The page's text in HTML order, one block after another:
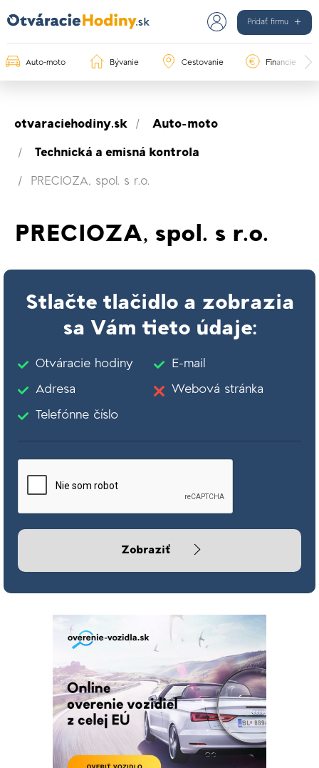
Pridať firmu
Auto-moto Bývanie Cestovanie Financie
otvaraciehodiny.sk Auto-moto
Technická a emisná kontrola
PRECIOZA, spol. s r.o.
PRECIOZA, spol. s r.o.
Stlačte tlačidlo a zobrazia
sa Vám tieto údaje:
Otváracie hodiny
Adresa
Telefónne číslo
E-mail
Webová stránka
Zobraziť